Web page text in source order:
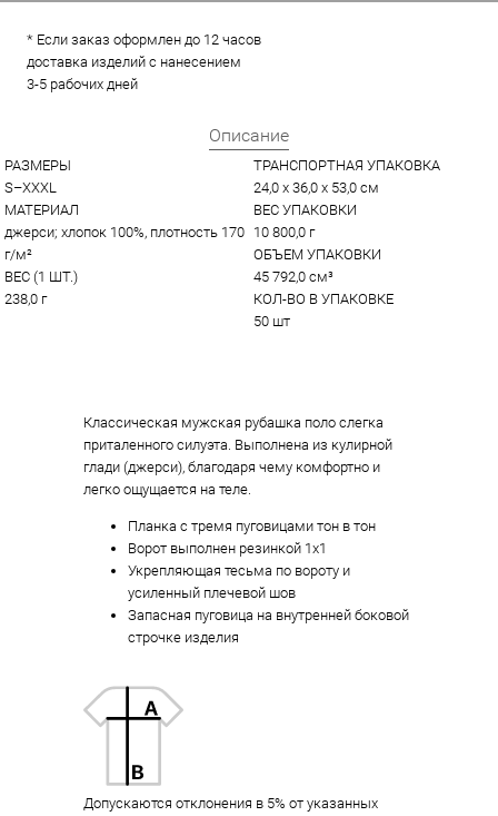
* Если заказ оформлен до 12 часов
доставка изделий с нанесением
3-5 рабочих дней
Описание
РАЗМЕРЫ
S–XXXL
МАТЕРИАЛ
джерси; хлопок 100%, плотность 170
г/м²
ВЕС (1 ШТ.)
238,0 г
ТРАНСПОРТНАЯ УПАКОВКА
24,0 x 36,0 x 53,0 см
ВЕС УПАКОВКИ
10 800,0 г
ОБЪЕМ УПАКОВКИ
45 792,0 см³
КОЛ-ВО В УПАКОВКЕ
50 шт
Классическая мужская рубашка поло слегка
приталенного силуэта. Выполнена из кулирной
глади (джерси), благодаря чему комфортно и
легко ощущается на теле.
Планка с тремя пуговицами тон в тон
Ворот выполнен резинкой 1х1
Укрепляющая тесьма по вороту и
усиленный плечевой шов
Запасная пуговица на внутренней боковой
строчке изделия
Допускаются отклонения в 5% от указанных